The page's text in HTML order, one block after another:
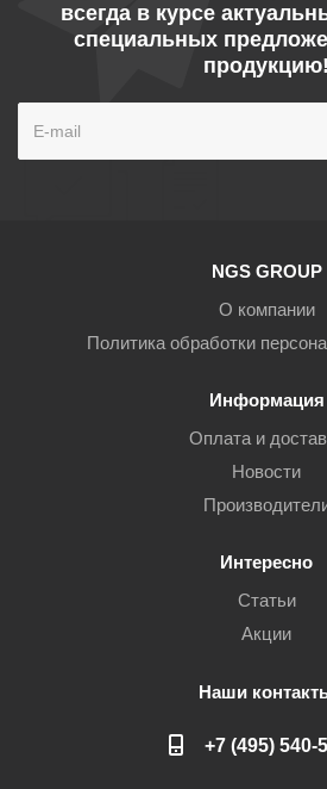
всегда в курсе
специальных
продукцию!
NGS GROUP
О компании
Политика обработки
Информация
Оплата и
Новости
Интересно
Статьи
Акции
Наши
+7 (495) 540-